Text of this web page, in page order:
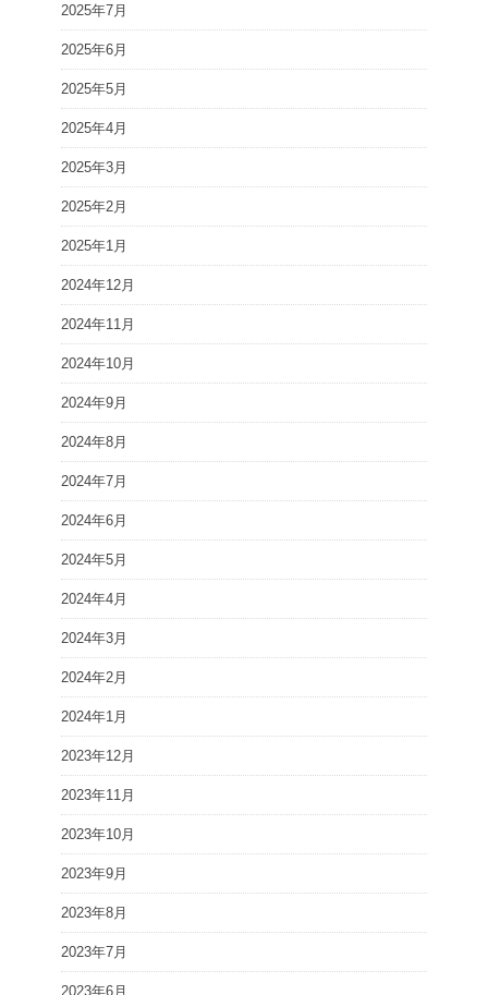
2025年7月
2025年6月
2025年5月
2025年4月
2025年3月
2025年2月
2025年1月
2024年12月
2024年11月
2024年10月
2024年9月
2024年8月
2024年7月
2024年6月
2024年5月
2024年4月
2024年3月
2024年2月
2024年1月
2023年12月
2023年11月
2023年10月
2023年9月
2023年8月
2023年7月
2023年6月